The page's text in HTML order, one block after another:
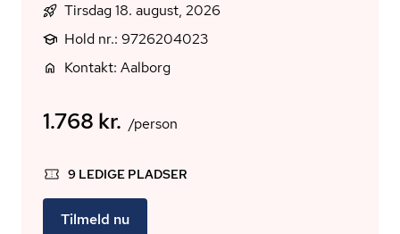
Tirsdag 18. august, 2026
Hold nr.: 9726204023
Kontakt: Aalborg
1.768 kr. /person
9 LEDIGE PLADSER
Tilmeld nu